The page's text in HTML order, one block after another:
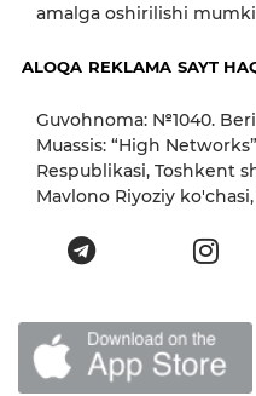
amalga oshirilishi
ALOQA REKLAMA SAYT
Guvohnoma: №1040.
Muassis: “High
Respublikasi, Toshkent
Mavlono Riyoziy